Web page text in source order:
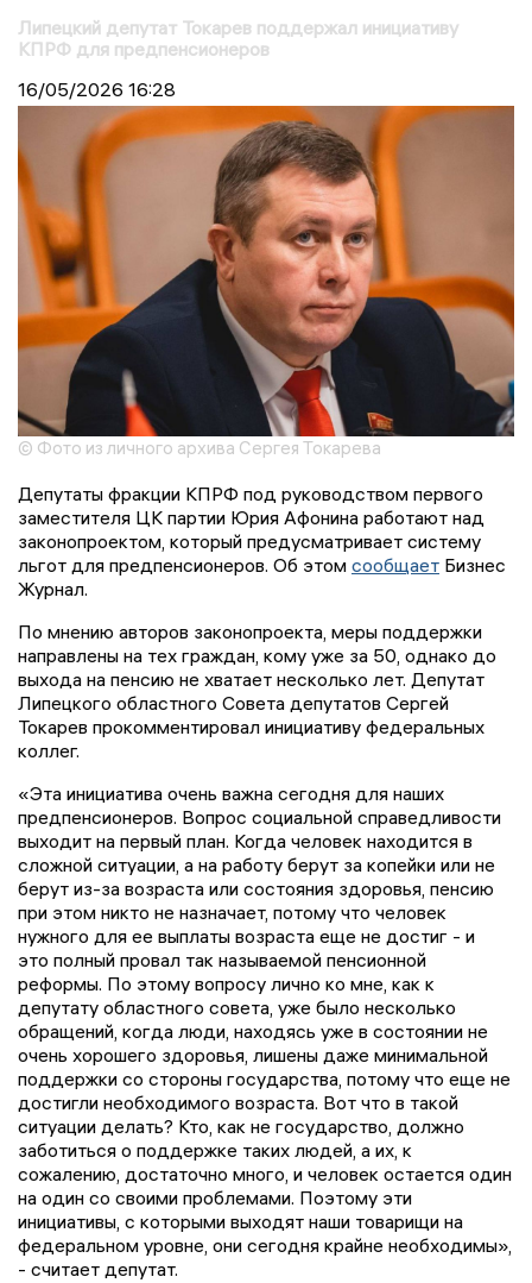
Липецкий депутат Токарев поддержал инициативу
КПРФ для предпенсионеров
16/05/2026 16:28
© Фото из личного архива Сергея Токарева
Депутаты фракции КПРФ под руководством первого
заместителя ЦК партии Юрия Афонина работают над
законопроектом, который предусматривает систему
льгот для предпенсионеров. Об этом сообщает Бизнес
Журнал.
По мнению авторов законопроекта, меры поддержки
направлены на тех граждан, кому уже за 50, однако до
выхода на пенсию не хватает несколько лет. Депутат
Липецкого областного Совета депутатов Сергей
Токарев прокомментировал инициативу федеральных
коллег.
«Эта инициатива очень важна сегодня для наших
предпенсионеров. Вопрос социальной справедливости
выходит на первый план. Когда человек находится в
сложной ситуации, а на работу берут за копейки или не
берут из-за возраста или состояния здоровья, пенсию
при этом никто не назначает, потому что человек
нужного для ее выплаты возраста еще не достиг - и
это полный провал так называемой пенсионной
реформы. По этому вопросу лично ко мне, как к
депутату областного совета, уже было несколько
обращений, когда люди, находясь уже в состоянии не
очень хорошего здоровья, лишены даже минимальной
поддержки со стороны государства, потому что еще не
достигли необходимого возраста. Вот что в такой
ситуации делать? Кто, как не государство, должно
заботиться о поддержке таких людей, а их, к
сожалению, достаточно много, и человек остается один
на один со своими проблемами. Поэтому эти
инициативы, с которыми выходят наши товарищи на
федеральном уровне, они сегодня крайне необходимы»,
- считает депутат.